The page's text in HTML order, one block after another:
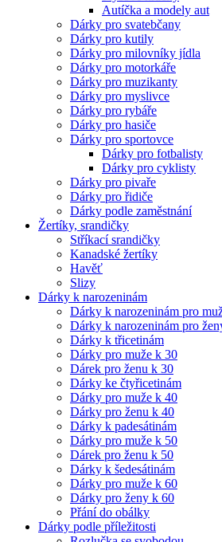
Autíčka a modely aut
Dárky pro svatebčany
Dárky pro kutily
Dárky pro milovníky jídla
Dárky pro motorkáře
Dárky pro muzikanty
Dárky pro myslivce
Dárky pro rybáře
Dárky pro hasiče
Dárky pro sportovce
Dárky pro fotbalisty
Dárky pro cyklisty
Dárky pro pivaře
Dárky pro řidiče
Dárky podle zaměstnání
Žertíky, srandičky
Stříkací srandičky
Kanadské žertíky
Havěť
Slizy
Dárky k narozeninám
Dárky k narozeninám pro
Dárky k narozeninám pro
Dárky k třicetinám
Dárky pro muže k 30
Dárek pro ženu k 30
Dárky ke čtyřicetinám
Dárky pro muže k 40
Dárky pro ženu k 40
Dárky k padesátinám
Dárky pro muže k 50
Dárek pro ženu k 50
Dárky k šedesátinám
Dárky pro muže k 60
Dárky pro ženy k 60
Přání do obálky
Dárky podle příležitosti